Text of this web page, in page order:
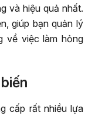
và hiệu quả nhất.
giúp bạn quản lý
về việc làm hỏng
cấp rất nhiều lựa